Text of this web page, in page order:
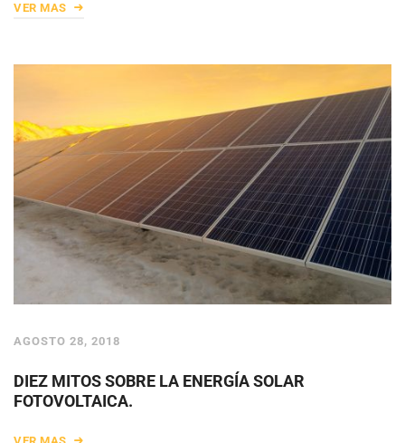
VER MAS
AGOSTO 28, 2018
DIEZ MITOS SOBRE LA ENERGÍA SOLAR
FOTOVOLTAICA.